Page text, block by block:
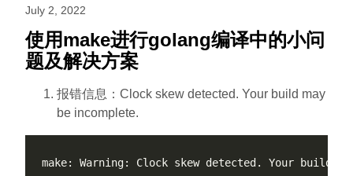
July 2, 2022
使用make进行golang编译中的小问
题及解决方案
报错信息：Clock skew detected. Your build may
be incomplete.